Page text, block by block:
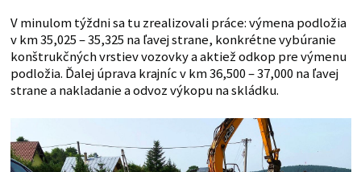
V minulom týždni sa tu zrealizovali práce: výmena podložia
v km 35,025 – 35,325 na ľavej strane, konkrétne vybúranie
konštrukčných vrstiev vozovky a aktiež odkop pre výmenu
podložia. Ďalej úprava krajníc v km 36,500 – 37,000 na ľavej
strane a nakladanie a odvoz výkopu na skládku.